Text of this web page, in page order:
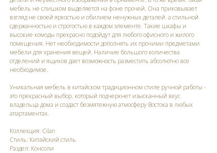
мебель не слишком выделяется на фоне прочей. Она приковывает
взгляд не своей яркостью и обилием ненужных деталей. а стильной
сдержанностью и строгостью в каждом элементе. Такие шкафы и
высокие комоды прекрасно подойдут для любого офисного и жилого
помещения. Нет необходимости дополнять их прочими предметами
мебели для хранения вещей. Наличие большого количества
отделений и ящиков дает возможность разместить абсолютно все
необходимое.
Уникальная мебель в китайском традиционном стиле ручной работы -
это прекрасный выбор. который подчеркнет изысканный вкус
владельца дома и создаст безмятежную атмосферу Востока в любых
апартаментах.
Коллекция: Cilan
Стиль: Китайский стиль
Раздел: Консоли